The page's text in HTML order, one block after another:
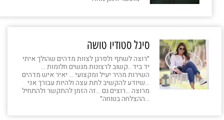
סיגל סטודיו טושה
״רוצה לשתף ולפרגן לצוות מדהים שהולך איתי
יד ביד ..קשוב לרצונות מגשים חלומות …
השירות מהיר יעיל ומקצועי … יאיר איש מדהים
…שיודע להקשיב לתת עצה ולהיות עבורך אני
מרוצה …רוצים גם …זה הזמן להתקשר ולהתחיל
…ההצלחה בטוחה״